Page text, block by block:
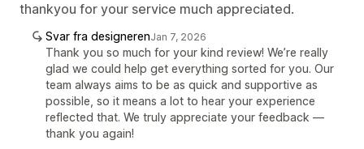
thankyou for your service much appreciated.
Svar fra designerenJan 7, 2026
Thank you so much for your kind review! We’re really
glad we could help get everything sorted for you. Our
team always aims to be as quick and supportive as
possible, so it means a lot to hear your experience
reflected that. We truly appreciate your feedback —
thank you again!